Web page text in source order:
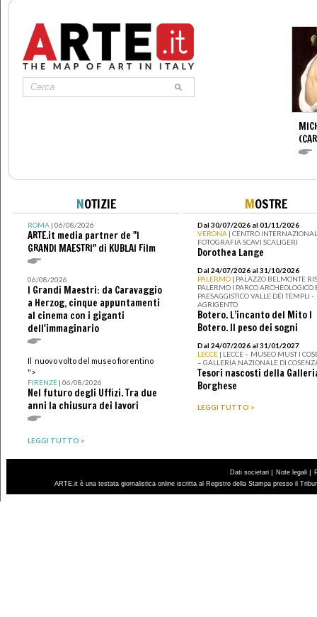
NOTIZIE
ROMA| 06/08/2026
ARTE.it media partner de "I
GRANDI MAESTRI" di KUBLAI Film
06/08/2026
I Grandi Maestri: da Caravaggio
a Herzog, cinque appuntamenti
al cinema con i giganti
dell'immaginario
Il nuovo volto del museo fiorentino
">
FIRENZE| 06/08/2026
Nel futuro degli Uffizi. Tra due
anni la chiusura dei lavori
LEGGI TUTTO >
MOSTRE
Dal 30/07/2026 al 01/11/2026
VERONA | CENTRO
FOTOGRAFIA SCAVI SCALIGERI
Dorothea Lange
Dal 24/07/2026 al 31/10/2026
PALERMO | PALAZZO BELMONTE
PALERMO I PARCO ARCHEOLOGICO
PAESAGGISTICO VALLE DEI TEMPLI -
AGRIGENTO
Botero. L’incanto del Mito I
Botero. Il peso dei sogni
Dal 24/07/2026 al 31/01/2027
LECCE | LECCE – MUSEO MUST I
– GALLERIA NAZIONALE DI
Tesori nascosti della
Borghese
LEGGI TUTTO >
Dati societari | Note legali |
ARTE.it è una testata giornalistica online iscritta al Registro della Stampa presso il